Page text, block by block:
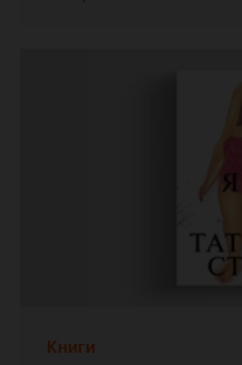
Книги